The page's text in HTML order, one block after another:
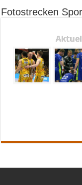
Fotostrecken